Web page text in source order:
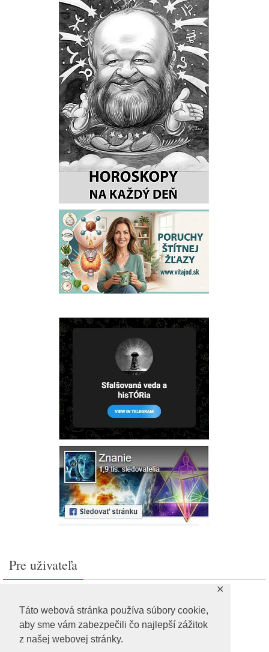
Táto webová stránka používa súbory cookie,
aby sme vám zabezpečili čo najlepší zážitok
z našej webovej stránky.
✕
Pre uživateľa
Feed záznamov
RSS feed komentárov
WordPress.org